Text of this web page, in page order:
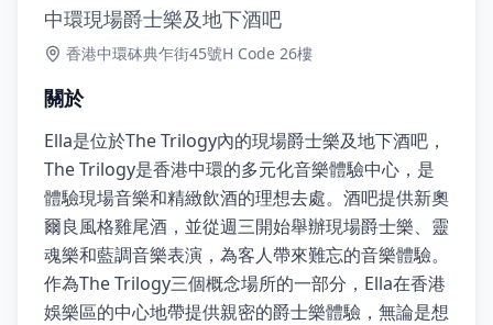
中環現場爵士樂及地下酒吧
香港中環砵典乍街45號H Code 26樓
關於
Ella是位於The Trilogy內的現場爵士樂及地下酒吧，
The Trilogy是香港中環的多元化音樂體驗中心，是
體驗現場音樂和精緻飲酒的理想去處。酒吧提供新奧
爾良風格雞尾酒，並從週三開始舉辦現場爵士樂、靈
魂樂和藍調音樂表演，為客人帶來難忘的音樂體驗。
作為The Trilogy三個概念場所的一部分，Ella在香港
娛樂區的中心地帶提供親密的爵士樂體驗，無論是想